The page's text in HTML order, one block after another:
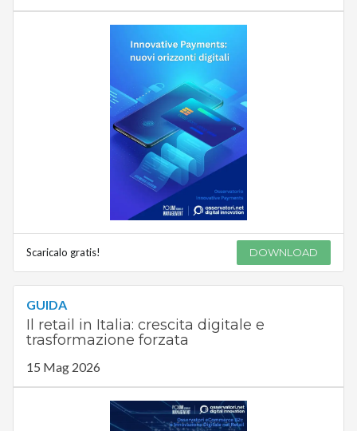
Scaricalo gratis! DOWNLOAD
GUIDA
Il retail in Italia: crescita digitale e
trasformazione forzata
15 Mag 2026